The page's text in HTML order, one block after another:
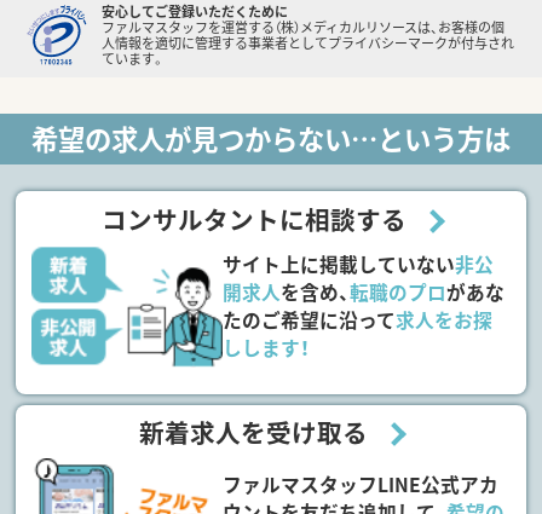
安心してご登録いただくために
ファルマスタッフを運営する（株）メディカルリソースは、お客様の個
人情報を適切に管理する事業者としてプライバシーマークが付与され
ています。
希望の求人が見つからない…という方は
コンサルタントに相談する
サイト上に掲載していない非公
開求人を含め、転職のプロがあな
たのご希望に沿って求人をお探
しします！
新着求人を受け取る
ファルマスタッフLINE公式アカ